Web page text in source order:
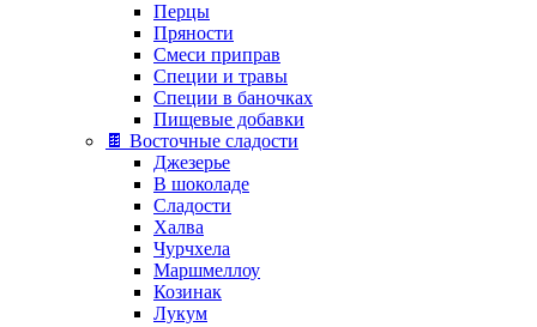
Перцы
Пряности
Смеси приправ
Специи и травы
Специи в баночках
Пищевые добавки
🍫 Восточные сладости
Джезерье
В шоколаде
Сладости
Халва
Чурчхела
Маршмеллоу
Козинак
Лукум